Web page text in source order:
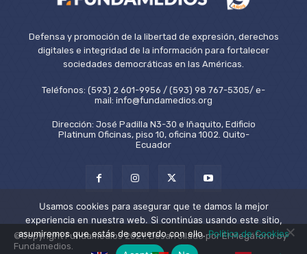
Defensa y promoción de la libertad de expresión, derechos
digitales e integridad de la información para fortalecer
sociedades democráticas en las Américas.
Teléfonos: (593) 2 601-9956 / (593) 98 767-5305/ e-
mail: info@fundamedios.org
Dirección: José Padilla N3-30 e Iñaquito, Edificio
Platinum Oficinas, piso 10, oficina 1002. Quito-
Ecuador
©Copyright Fundamedios 2021. Desarrollado por El Megáfono by
Fundamedios.
Usamos cookies para asegurar que te damos la mejor
experiencia en nuestra web. Si continúas usando este sitio,
asumiremos que estás de acuerdo con ello.Política de Cookies